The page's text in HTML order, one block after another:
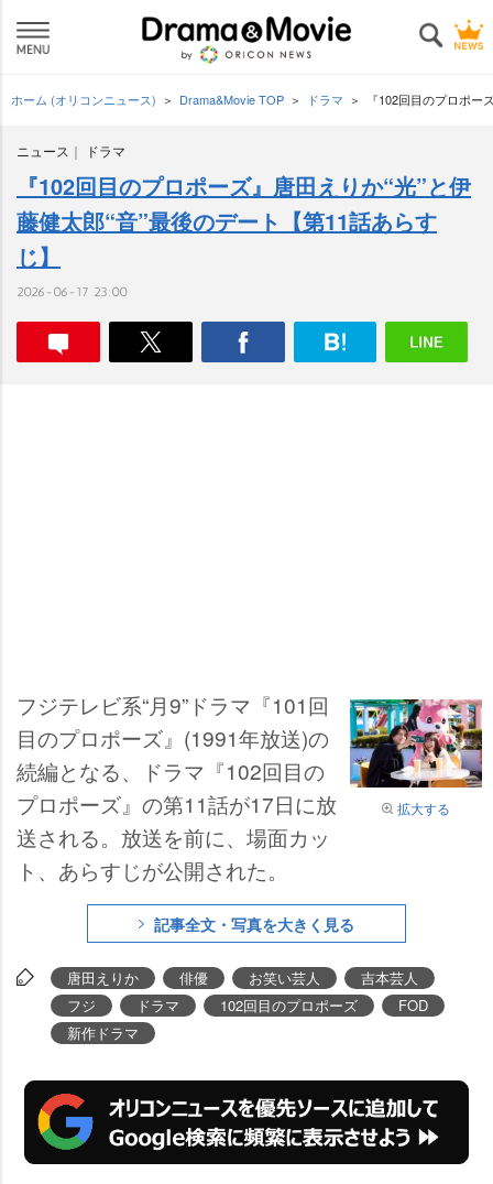
ホーム (オリコンニュース) Drama&Movie TOP ドラマ 『102回目のプロポー
ニュース ドラマ
『102回目のプロポーズ』唐田えりか“光”と伊
藤健太郎“音”最後のデート【第11話あらす
じ】
2026-06-17 23:00
拡大する
フジテレビ系“月9”ドラマ『101回
目のプロポーズ』(1991年放送)の
続編となる、ドラマ『102回目の
プロポーズ』の第11話が17日に放
送される。放送を前に、場面カッ
ト、あらすじが公開された。
記事全文・写真を大きく見る
唐田えりか 俳優 お笑い芸人
吉本芸人
フジ
ドラマ 102回目のプロポーズ
FOD
新作ドラマ